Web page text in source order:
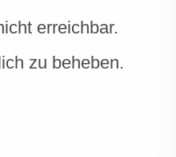
erreichbar.
zu beheben.